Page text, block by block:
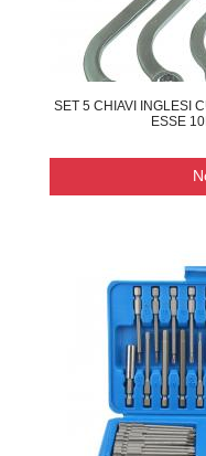
SET 5 CHIAVI INGLESI
ESSE